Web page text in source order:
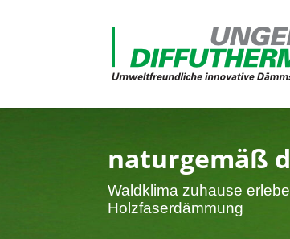
natur­gemäß
Wald­klima zuhause
Holzfaserdämmung